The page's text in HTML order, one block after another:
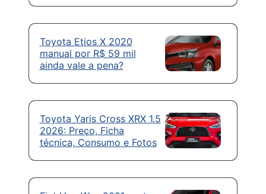
Toyota Etios X 2020
manual por R$ 59 mil
ainda vale a pena?
Toyota Yaris Cross XRX 1.5
2026: Preço, Ficha
técnica, Consumo e Fotos